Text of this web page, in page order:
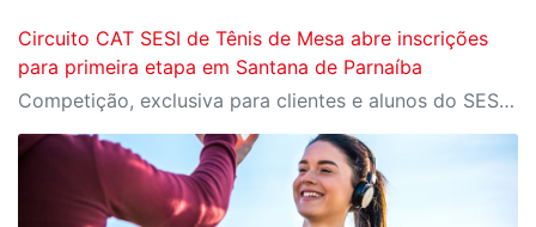
Circuito CAT SESI de Tênis de Mesa abre inscrições
para primeira etapa em Santana de Parnaíba
Competição, exclusiva para clientes e alunos do SESI a partir de 12 anos, será disputada em três etapas e reunirá atletas das categorias Iniciante e Intermediário